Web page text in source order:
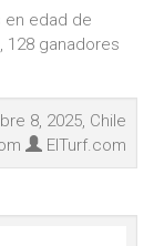
en edad de
128 ganadores
8, 2025, Chile
ElTurf.com